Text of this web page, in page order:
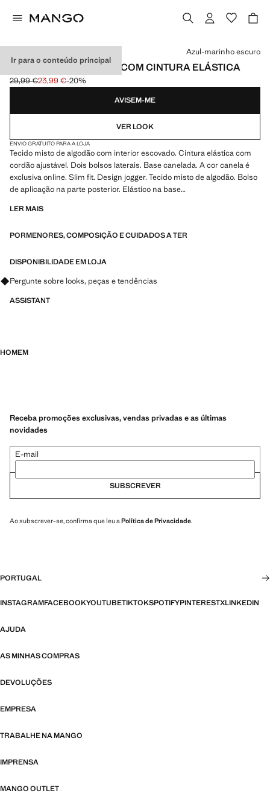
Ir para o conteúdo principal
JOGGERS CARDADOS COM CINTURA ELÁSTICA
Preço inicial riscado [29,99 € ]
29,99 €
Preço atual [23,99 € ]
23,99 €-20%
Selecione uma cor
Azul-marinho escuro
AVISEM-ME
VER LOOK
ENVIO GRATUITO PARA A LOJA
Tecido misto de algodão com interior escovado. Cintura elástica com
cordão ajustável. Dois bolsos laterais. Base canelada. A cor canela é
exclusiva online. Slim fit. Design jogger. Tecido misto de algodão. Bolso
de aplicação na parte posterior. Elástico na base
Fason jogger, elastyczna gumka, regulowany sznurek, dwie kieszenie
rozmiar 42.
LER MAIS
PORMENORES, COMPOSIÇÃO E CUIDADOS A TER
DISPONIBILIDADE EM LOJA
Pergunte sobre looks, peças e tendências
ASSISTANT
HOMEM
Receba promoções exclusivas, vendas privadas e as últimas
novidades
E-mail
SUBSCREVER
Ao subscrever-se, confirma que leu a Política de Privacidade.
PORTUGAL
INSTAGRAMFACEBOOKYOUTUBETIKTOKSPOTIFYPINTERESTXLINKEDIN
AJUDA
AS MINHAS COMPRAS
DEVOLUÇÕES
EMPRESA
TRABALHE NA MANGO
IMPRENSA
MANGO OUTLET